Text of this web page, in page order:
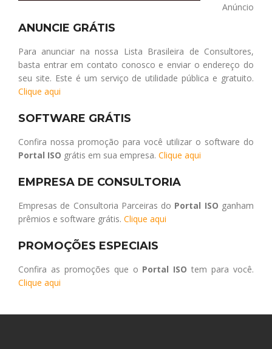
Anúncio
ANUNCIE GRÁTIS
Para anunciar na nossa Lista Brasileira de Consultores,
basta entrar em contato conosco e enviar o endereço do
seu site. Este é um serviço de utilidade pública e gratuito.
Clique aqui
SOFTWARE GRÁTIS
Confira nossa promoção para você utilizar o software do
Portal ISO grátis em sua empresa. Clique aqui
EMPRESA DE CONSULTORIA
Empresas de Consultoria Parceiras do Portal ISO ganham
prêmios e software grátis. Clique aqui
PROMOÇÕES ESPECIAIS
Confira as promoções que o Portal ISO tem para você.
Clique aqui